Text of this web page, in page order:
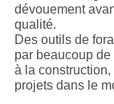
dévouement
qualité.
Des outils de
par beaucoup
à la
projets dans le